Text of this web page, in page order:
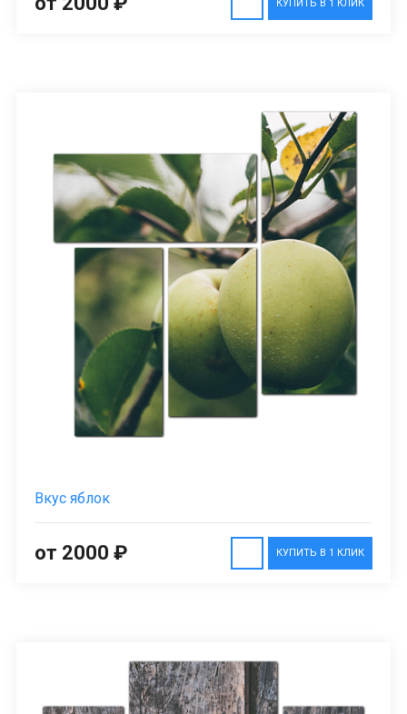
КУПИТЬ В 1 КЛИК
Вкус яблок
КУПИТЬ В 1 КЛИК
от 2000 ₽